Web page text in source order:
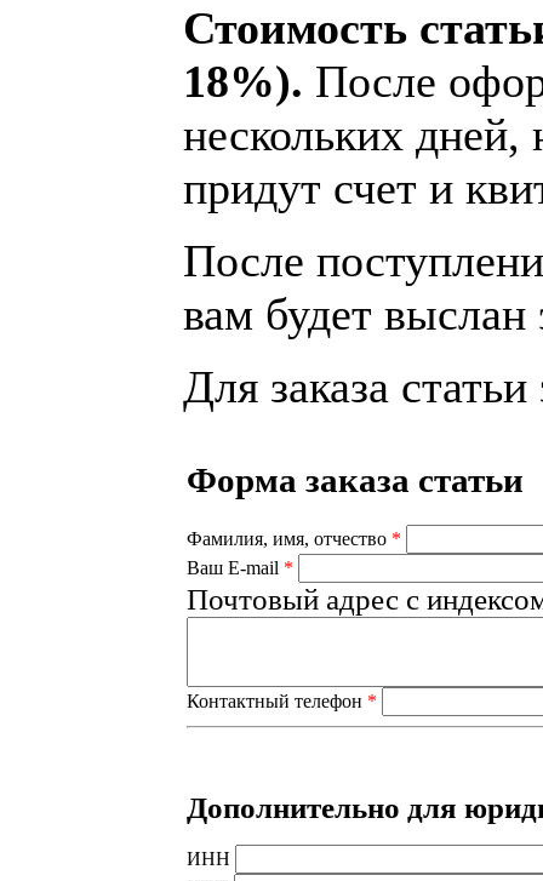
Стоимость
18%). После
нескольких
придут счет и
После
вам будет выслан
Для заказа
Форма заказа статьи
Фамилия, имя, отчество *
Ваш E-mail *
Почтовый адрес с
Контактный телефон *
Дополнительно для
ИНН